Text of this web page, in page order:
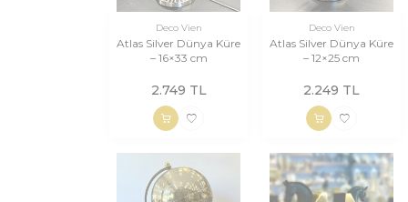
Deco Vien
Atlas Silver Dünya Küre
– 16×33 cm
2.749 TL
Deco Vien
Atlas Silver Dünya Küre
– 12×25 cm
2.249 TL